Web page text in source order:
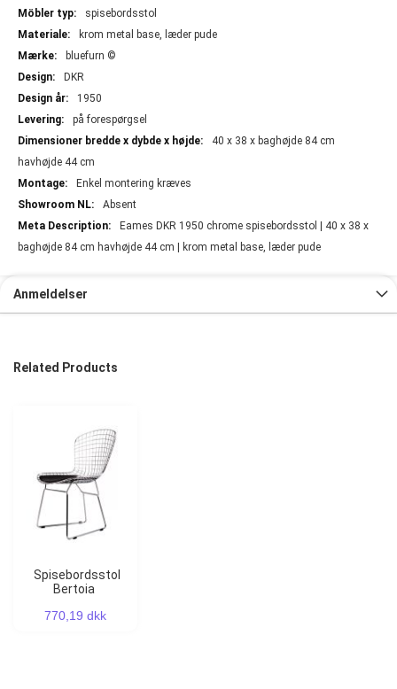
spisebordsstol
krom metal base, læder pude
bluefurn ©
DKR
1950
på forespørgsel
40 x 38 x baghøjde 84 cm
havhøjde 44 cm
Enkel montering kræves
Absent
Eames DKR 1950 chrome spisebordsstol | 40 x 38 x
baghøjde 84 cm havhøjde 44 cm | krom metal base, læder pude
Anmeldelser
Related Products
Spisebordsstol
Bertoia
770,19 dkk